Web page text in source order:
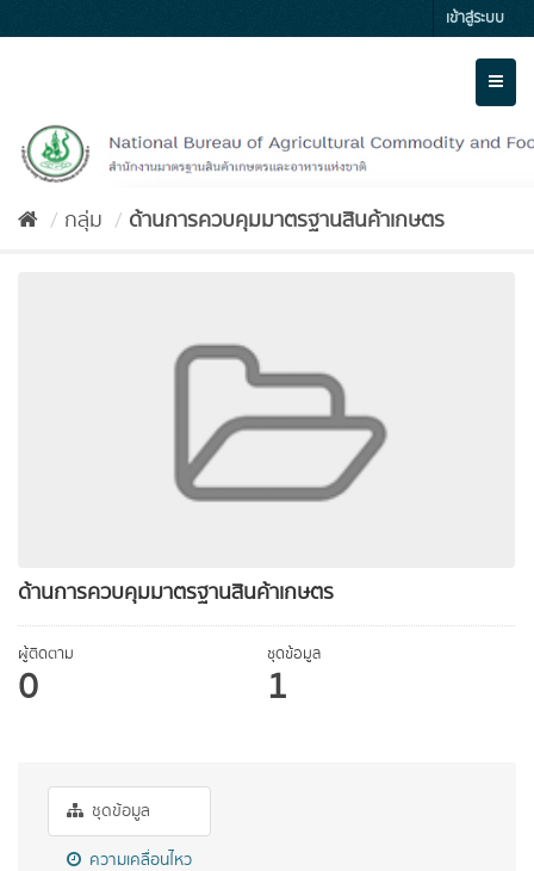
to
เข้าสู่ระบบ
กลุ่ม ด้านการควบคุมมาตรฐานสินค้าเกษตร
ด้านการควบคุมมาตรฐานสินค้าเกษตร
ผู้ติดตาม
0
ชุดข้อมูล
1
ชุดข้อมูล
ความเคลื่อนไหว